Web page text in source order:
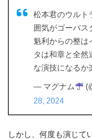
松本君のウルト
囲気がゴーバス
魁利からの整は
タは和章と全然
な演技になるか
— マグナム
28, 2024
しかし、 何度も演じて